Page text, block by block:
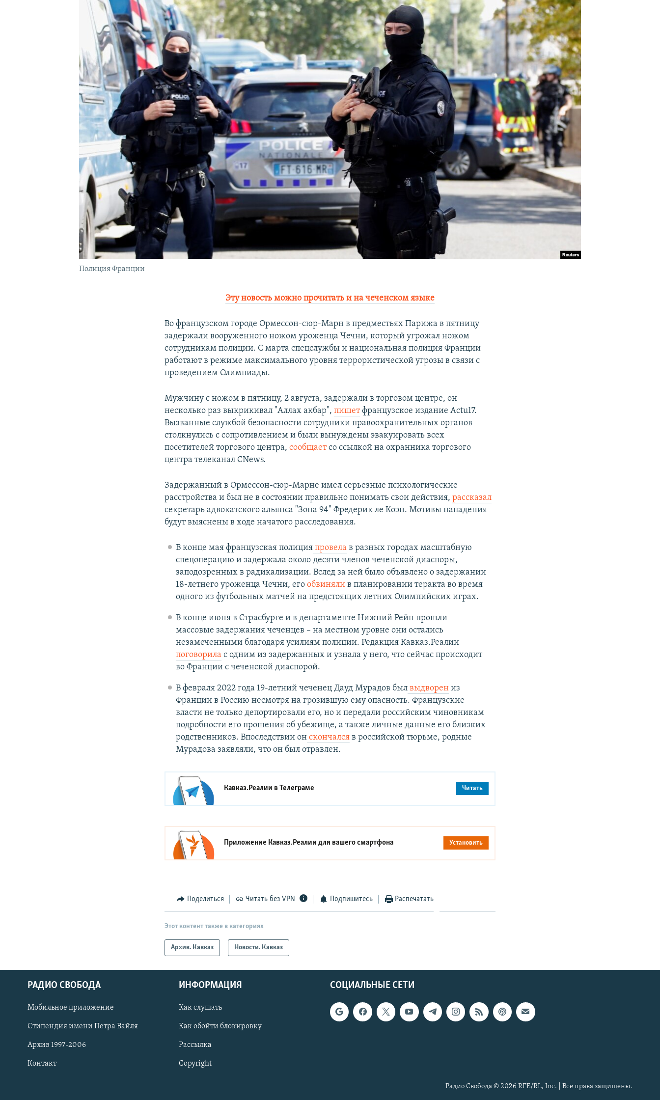
ПОДПИШИТЕСЬ НА РАССЫЛКУ
СОЦИАЛЬНЫЕ СЕТИ
Полиция Франции
Эту новость можно прочитать и на чеченском языке
Во французском городе Ормессон-сюр-Марн в предместьях Парижа в пятницу
задержали вооруженного ножом уроженца Чечни, который угрожал ножом
сотрудникам полиции. С марта спецслужбы и национальная полиция Франции
работают в режиме максимального уровня террористической угрозы в связи с
проведением Олимпиады.
Мужчину с ножом в пятницу, 2 августа, задержали в торговом центре, он
несколько раз выкрикивал "Аллах акбар",пишетфранцузское издание Actu17.
Вызванные службой безопасности сотрудники правоохранительных органов
столкнулись с сопротивлением и были вынуждены эвакуировать всех
посетителей торгового центра,сообщаетсо ссылкой на охранника торгового
центра телеканал CNews.
Задержанный в Ормессон-сюр-Марне имел серьезные психологические
расстройства и был не в состоянии правильно понимать свои действия,рассказал
секретарь адвокатского альянса "Зона 94" Фредерик ле Коэн. Мотивы нападения
будут выяснены в ходе начатого расследования.
В конце мая французская полицияпровела в разных городах масштабную
спецоперацию и задержала около десяти членов чеченской диаспоры,
заподозренных в радикализации. Вслед за ней было объявлено о задержании
18-летнего уроженца Чечни, егообвинялив планировании теракта во время
одного из футбольных матчей на предстоящих летних Олимпийских играх.
В конце июня в Страсбурге и в департаменте Нижний Рейн прошли
массовые задержания чеченцев – на местном уровне они остались
незамеченными благодаря усилиям полиции. Редакция Кавказ.Реалии
поговорила с одним из задержанных и узнала у него, что сейчас происходит
во Франции с чеченской диаспорой.
В февраля 2022 года 19-летний чеченец Дауд Мурадов былвыдворениз
Франции в Россию несмотря на грозившую ему опасность. Французские
власти не только депортировали его, но и передали российским чиновникам
подробности его прошения об убежище, а также личные данные его близких
родственников. Впоследствии онскончалсяв российской тюрьме, родные
Мурадова заявляли, что он был отравлен.
Кавказ.Реалии вТелеграме Читать
Приложение Кавказ.Реалии для вашего смартфона Установить
Поделиться Читать без VPN Подпишитесь Распечатать
Этот контент также в категориях
Архив. Кавказ Новости. Кавказ
СОЦИАЛЬНЫЕ СЕТИ
РАДИО СВОБОДА
Мобильное приложение
Стипендия имени Петра Вайля
Архив 1997-2006
Контакт
ИНФОРМАЦИЯ
Как слушать
Как обойти блокировку
Рассылка
Copyright
Радио Свобода © 2026 RFE/RL, Inc. | Все права защищены.